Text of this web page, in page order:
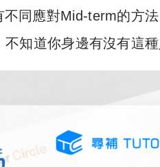
不同應對Mid-term的方
知道你身邊有沒有這種